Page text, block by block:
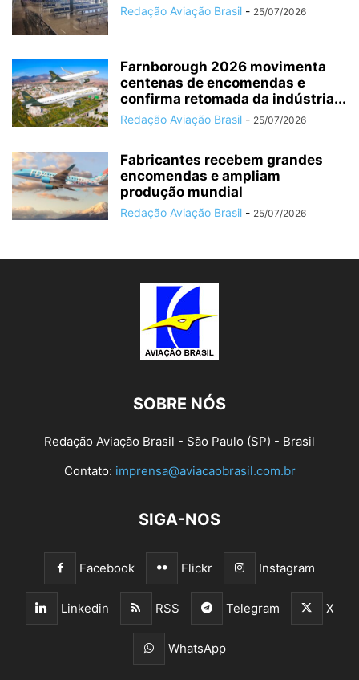
Redação Aviação Brasil - 25/07/2026
Farnborough 2026 movimenta
centenas de encomendas e
confirma retomada da indústria...
Redação Aviação Brasil - 25/07/2026
Fabricantes recebem grandes
encomendas e ampliam
produção mundial
Redação Aviação Brasil - 25/07/2026
SOBRE NÓS
Redação Aviação Brasil - São Paulo (SP) - Brasil
Contato: imprensa@aviacaobrasil.com.br
SIGA-NOS
Facebook Flickr Instagram
Linkedin RSS Telegram X
WhatsApp